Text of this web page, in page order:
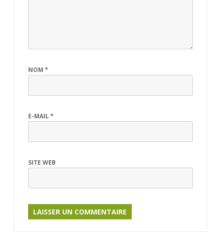
NOM *
E-MAIL*
SITE WEB